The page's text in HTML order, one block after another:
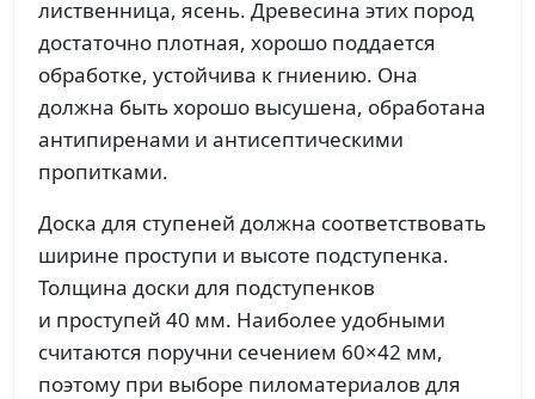
лиственница, ясень. Древесина этих пород
достаточно плотная, хорошо поддается
обработке, устойчива к гниению. Она
должна быть хорошо высушена, обработана
антипиренами и антисептическими
пропитками.
Доска для ступеней должна соответствовать
ширине проступи и высоте подступенка.
Толщина доски для подступенков
и проступей 40 мм. Наиболее удобными
считаются поручни сечением 60×42 мм,
поэтому при выборе пиломатериалов для